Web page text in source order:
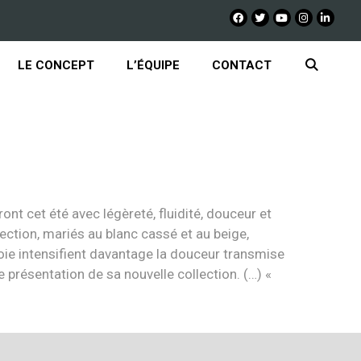
LE CONCEPT L’ÉQUIPE CONTACT
cet été avec légèreté, fluidité, douceur et
mariés au blanc cassé et au beige,
intensifient davantage la douceur transmise
présentation de sa nouvelle collection. (…) «